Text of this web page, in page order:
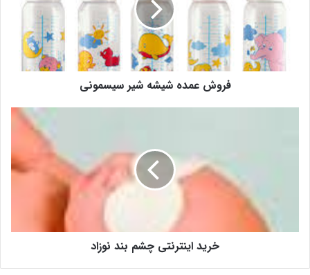
فروش عمده شیشه شیر سیسمونی
خرید اینترنتی چشم بند نوزاد